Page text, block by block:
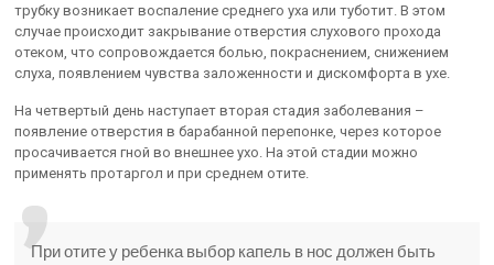
трубку возникает воспаление среднего уха или туботит. В этом
случае происходит закрывание отверстия слухового прохода
отеком, что сопровождается болью, покраснением, снижением
слуха, появлением чувства заложенности и дискомфорта в ухе.
На четвертый день наступает вторая стадия заболевания –
появление отверстия в барабанной перепонке, через которое
просачивается гной во внешнее ухо. На этой стадии можно
применять протаргол и при среднем отите.
При отите у ребенка выбор капель в нос должен быть